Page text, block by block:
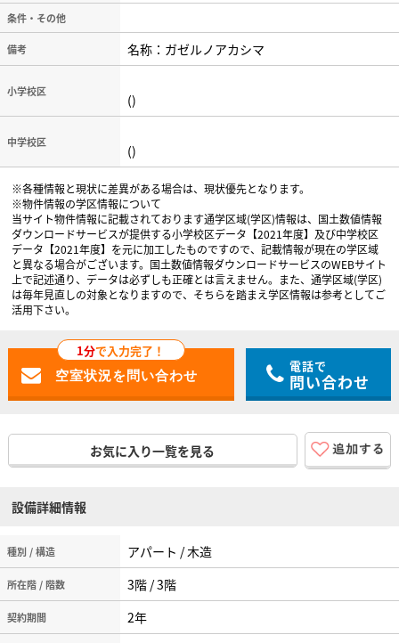
条件・その他
備考 名称：ガゼルノアカシマ
小学校区 ()
中学校区 ()
※各種情報と現状に差異がある場合は、現状優先となります。
※物件情報の学区情報について
当サイト物件情報に記載されております通学区域(学区)情報は、国土数値情報
ダウンロードサービスが提供する小学校区データ【2021年度】及び中学校区
データ【2021年度】を元に加工したものですので、記載情報が現在の学区域
と異なる場合がございます。国土数値情報ダウンロードサービスのWEBサイト
上で記述通り、データは必ずしも正確とは言えません。また、通学区域(学区)
は毎年見直しの対象となりますので、そちらを踏まえ学区情報は参考としてご
活用下さい。
1分で入力完了！
電話で
問い合わせ
お気に入り一覧を見る
設備詳細情報
種別 / 構造 アパート / 木造
所在階 / 階数 3階 / 3階
契約期間
2年